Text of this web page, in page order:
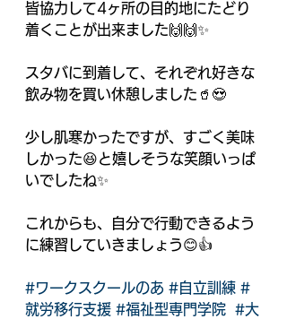
皆協力して4ヶ所の目的地にたどり
着くことが出来ました🙌🙌✨
スタバに到着して、それぞれ好きな
飲み物を買い休憩しました🥤😍
少し肌寒かったですが、すごく美味
しかった😆と嬉しそうな笑顔いっぱ
いでしたね✨
これからも、自分で行動できるよう
に練習していきましょう😊👍
#ワークスクールのあ #自立訓練 #
就労移行支援 #福祉型専門学院
#大